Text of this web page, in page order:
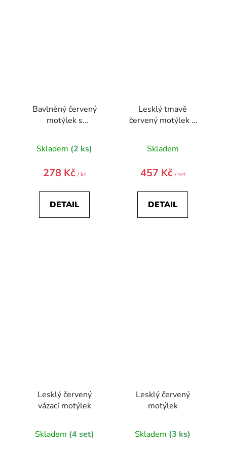
Bavlněný červený
motýlek s
Skladem (2 ks)
278 Kč / ks
DETAIL
Lesklý tmavě
červený motýlek +
Skladem
457 Kč / set
DETAIL
Lesklý červený
vázací motýlek
Skladem (4 set)
Lesklý červený
motýlek
Skladem (3 ks)